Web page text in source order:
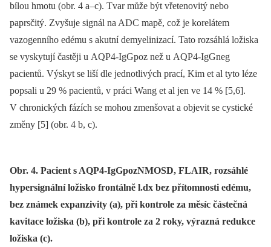
bílou hmotu (obr. 4 a–c). Tvar může být vřetenovitý nebo
paprsčitý. Zvyšuje signál na ADC mapě, což je korelátem
vazogenního edému s akutní demyelinizací. Tato rozsáhlá ložiska
se vyskytují častěji u AQP4-IgGpoz než u AQP4-IgGneg
pacientů. Výskyt se liší dle jednotlivých prací, Kim et al tyto léze
popsali u 29 % pacientů, v práci Wang et al jen ve 14 % [5,6].
V chronických fázích se mohou zmenšovat a objevit se cystické
změny [5] (obr. 4 b, c).
Obr. 4. Pacient s AQP4-IgGpozNMOSD, FLAIR, rozsáhlé
hypersignální ložisko frontálně l.dx bez přítomnosti edému,
bez známek expanzivity (a), při kontrole za měsíc částečná
kavitace ložiska (b), při kontrole za 2 roky, výrazná redukce
ložiska (c).